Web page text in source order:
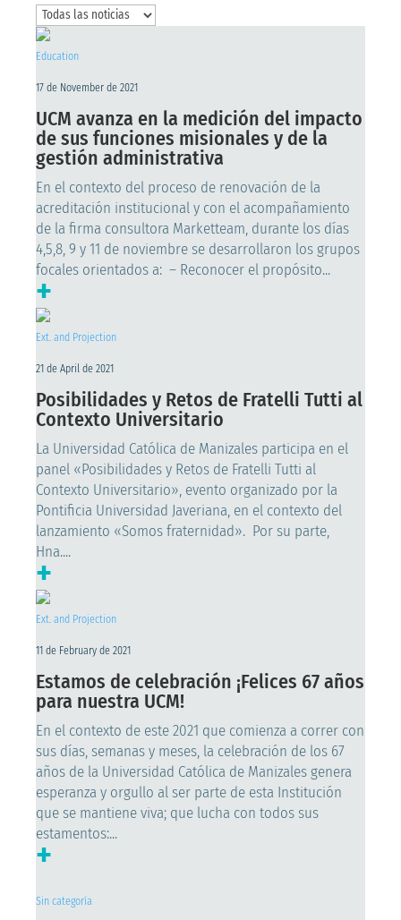
Education
17 de November de 2021
UCM avanza en la medición del impacto
de sus funciones misionales y de la
gestión administrativa
En el contexto del proceso de renovación de la
acreditación institucional y con el acompañamiento
de la firma consultora Marketteam, durante los días
4,5,8, 9 y 11 de noviembre se desarrollaron los grupos
focales orientados a: – Reconocer el propósito...
+
Ext. and Projection
21 de April de 2021
Posibilidades y Retos de Fratelli Tutti al
Contexto Universitario
La Universidad Católica de Manizales participa en el
panel «Posibilidades y Retos de Fratelli Tutti al
Contexto Universitario», evento organizado por la
Pontificia Universidad Javeriana, en el contexto del
lanzamiento «Somos fraternidad». Por su parte,
Hna....
+
Ext. and Projection
11 de February de 2021
Estamos de celebración ¡Felices 67 años
para nuestra UCM!
En el contexto de este 2021 que comienza a correr con
sus días, semanas y meses, la celebración de los 67
años de la Universidad Católica de Manizales genera
esperanza y orgullo al ser parte de esta Institución
que se mantiene viva; que lucha con todos sus
estamentos:...
+
Sin categoría